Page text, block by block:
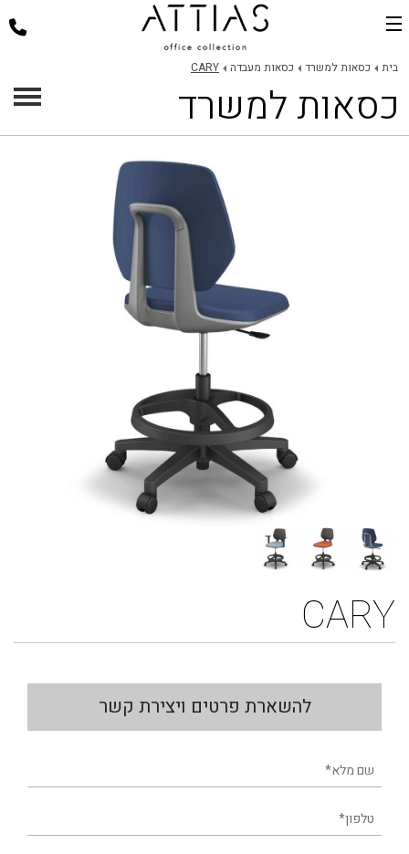
בית
דלפקי קבלה
כסאות למשרד
בית כסאות למשרד כסאות מעבדה CARY
כסאות למשרד
CARY
להשארת פרטים ויצירת קשר